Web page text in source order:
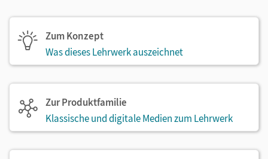
Zum Konzept
Was dieses Lehrwerk auszeichnet
Zur Produktfamilie
Klassische und digitale Medien zum Lehrwerk